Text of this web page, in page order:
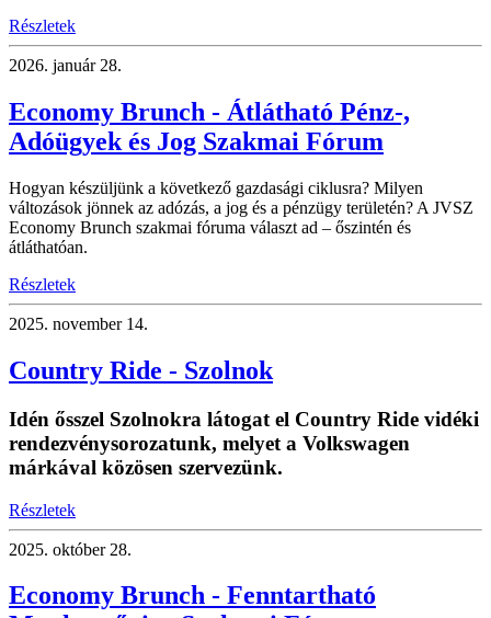
Részletek
2026. január 28.
Economy Brunch - Átlátható Pénz-,
Adóügyek és Jog Szakmai Fórum
Hogyan készüljünk a következő gazdasági ciklusra? Milyen
változások jönnek az adózás, a jog és a pénzügy területén? A JVSZ
Economy Brunch szakmai fóruma választ ad – őszintén és
átláthatóan.
Részletek
2025. november 14.
Country Ride - Szolnok
Idén ősszel Szolnokra látogat el Country Ride vidéki
rendezvénysorozatunk, melyet a Volkswagen
márkával közösen szervezünk.
Részletek
2025. október 28.
Economy Brunch - Fenntartható